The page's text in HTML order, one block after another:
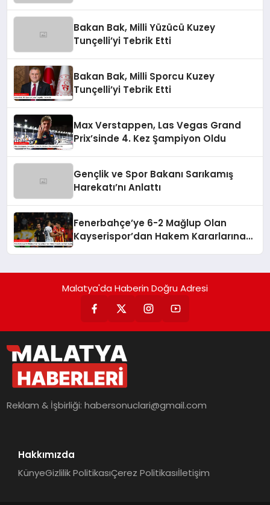
Bakan Bak, Milli Yüzücü Kuzey
Tunçelli’yi Tebrik Etti
Bakan Bak, Milli Sporcu Kuzey
Tunçelli’yi Tebrik Etti
Max Verstappen, Las Vegas Grand
Prix’sinde 4. Kez Şampiyon Oldu
Gençlik ve Spor Bakanı Sarıkamış
Harekatı’nı Anlattı
Fenerbahçe’ye 6-2 Mağlup Olan
Kayserispor’dan Hakem Kararlarına
Malatya'da Haberin Doğru Adresi
Reklam & İşbirliği:habersonuclari@gmail.com
Hakkımızda
KünyeGizlilik PolitikasıÇerez Politikasıİletişim